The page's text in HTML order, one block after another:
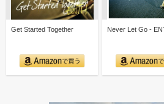
Get Started Together Never Let Go -